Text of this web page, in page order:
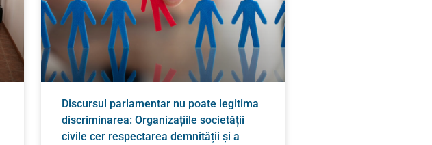
Discursul parlamentar nu poate legitima
discriminarea: Organizațiile societății
civile cer respectarea demnității și a